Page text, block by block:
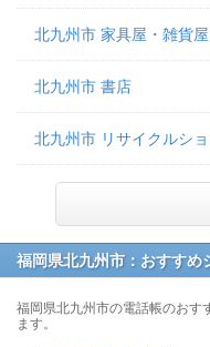
北九州市 家具屋・雑貨
北九州市 書店
北九州市 リサイクルシ
福岡県北九州市：おすすめ
福岡県北九州市の電話帳のおす
ます。